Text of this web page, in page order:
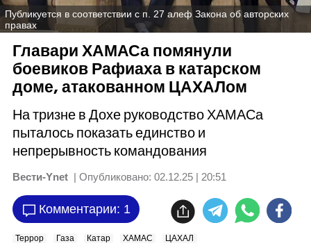
Публикуется в соответствии с п. 27 алеф Закона об авторских
правах
Главари ХАМАСа помянули
боевиков Рафиаха в катарском
доме, атакованном ЦАХАЛом
На тризне в Дохе руководство ХАМАСа
пыталось показать единство и
непрерывность командования
Вести-Ynet | Опубликовано: 02.12.25 | 20:51
Комментарии: 1
Террор Газа Катар ХАМАС ЦАХАЛ